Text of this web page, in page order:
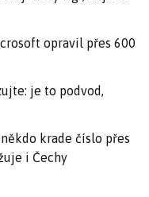
opravil přes 600
je to podvod,
krade číslo přes
i Čechy